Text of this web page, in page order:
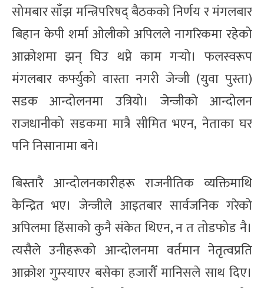
सोमबार साँझ मन्त्रिपरिषद् बैठकको निर्णय र मंगलबार
बिहान केपी शर्मा ओलीको अपिलले नागरिकमा रहेको
आक्रोशमा झन् घिउ थप्ने काम गर्‍यो। फलस्वरूप
मंगलबार कर्फ्युको वास्ता नगरी जेन्जी (युवा पुस्ता)
सडक आन्दोलनमा उत्रियो। जेन्जीको आन्दोलन
राजधानीको सडकमा मात्रै सीमित भएन, नेताका घर
पनि निसानामा बने।
बिस्तारै आन्दोलनकारीहरू राजनीतिक व्यक्तिमाथि
केन्द्रित भए। जेन्जीले आइतबार सार्वजनिक गरेको
अपिलमा हिंसाको कुनै संकेत थिएन, न त तोडफोड नै।
त्यसैले उनीहरूको आन्दोलनमा वर्तमान नेतृत्वप्रति
आक्रोश गुम्स्याएर बसेका हजारौँ मानिसले साथ दिए।